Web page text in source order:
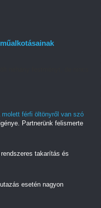
férfi öltönyről van szó
Partnerünk felismerte
takarítás és
esetén nagyon